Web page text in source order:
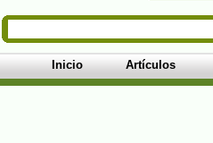
Inicio Artículos